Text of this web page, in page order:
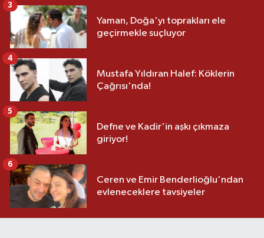
Yaman, Doğa'yı toprakları ele
geçirmekle suçluyor
3
Mustafa Yıldıran Halef: Köklerin
Çağrısı'nda!
4
Defne ve Kadir'in aşkı çıkmaza
giriyor!
5
Ceren ve Emir Benderlioğlu'ndan
evleneceklere tavsiyeler
6